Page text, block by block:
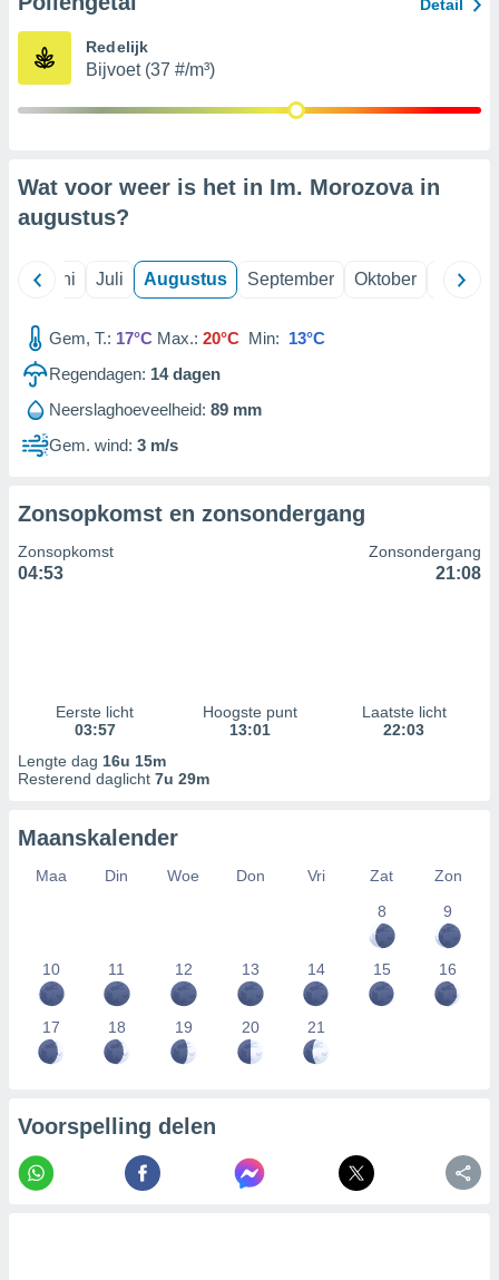
partners
Detail
Redelijk
Bijvoet (37 #/m³)
Wat voor weer is het in Im. Morozova in
augustus?
Juni Juli Augustus September Oktober
Gem, T.: 17°C Max.: 20°C Min: 13°C
Regendagen: 14dagen
Neerslaghoeveelheid: 89 mm
Gem. wind: 3 m/s
Zonsopkomst en zonsondergang
Zonsopkomst
04:53
Zonsondergang
21:08
Eerste licht
03:57
Hoogste punt
13:01
Laatste licht
22:03
Lengte dag 16u 15m
Resterend daglicht 7u 29m
Maanskalender
Maa Din Woe Don Vri Zat
Zon
8
9
10 11 12 13 14 15 16
17 18 19 20 21
Voorspelling delen